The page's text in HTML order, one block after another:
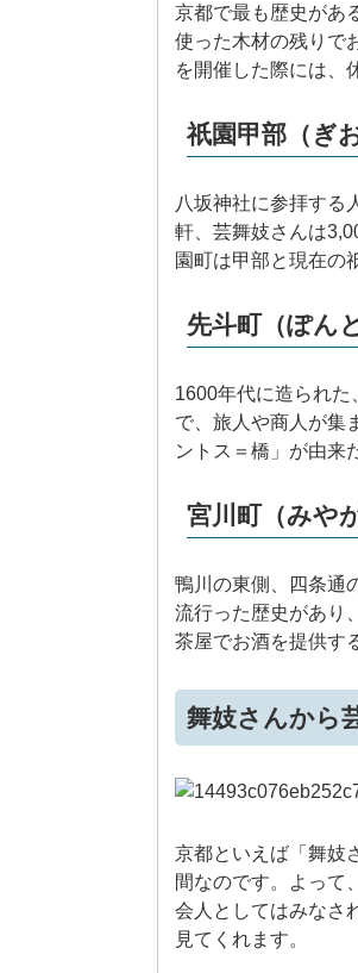
京都で最も歴史があ
使った木材の残りで
を開催した際には、
祇園甲部（ぎ
八坂神社に参拝する
軒、芸舞妓さんは
園町は甲部と現在の
先斗町（ぽん
1600年代に造られ
で、旅人や商人が集
ントス＝橋」が由来
宮川町（みや
鴨川の東側、四条通
流行った歴史があり
茶屋でお酒を提供す
舞妓さんから
京都といえば「舞妓
間なのです。よって
会人としてはみなさ
見てくれます。